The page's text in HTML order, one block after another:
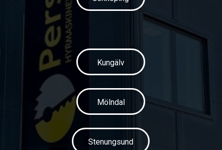
Kungälv
Mölndal
Stenungsund